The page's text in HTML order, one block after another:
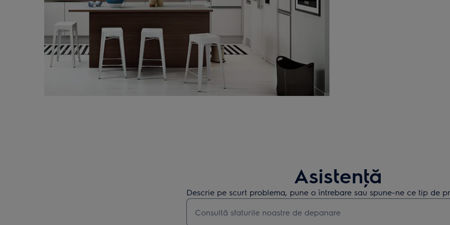
Asistenţă
Descrie pe scurt problema, pune o întrebare sau spune-ne ce tip de
Type to search for support articles